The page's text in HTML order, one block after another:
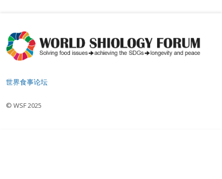
世界食事论坛
© WSF 2025